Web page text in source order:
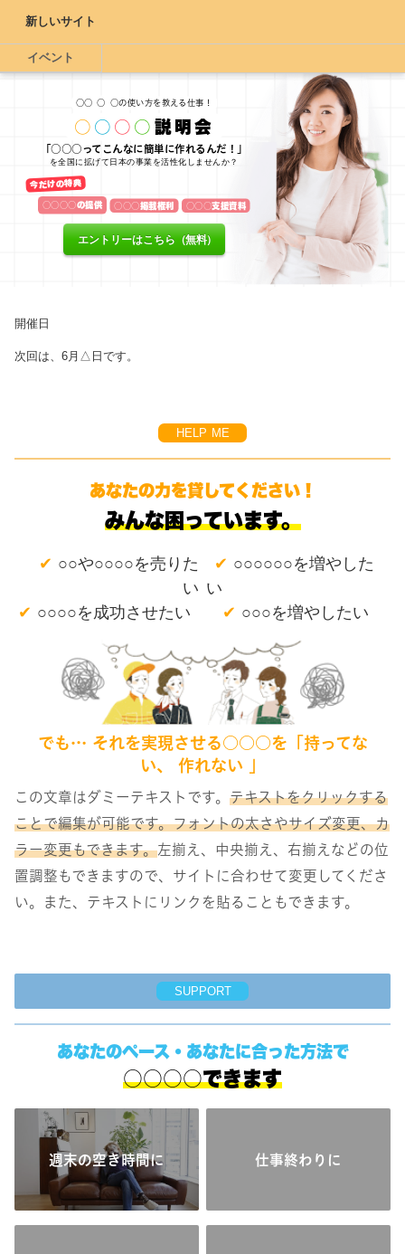
新しいサイト
イベント
○○ ○ ○の使い方を教える仕事！
○○○○説明会
「○○○ってこんなに簡単に作れるんだ！」
を全国に拡げて日本の事業を活性化しませんか？
今だけの特典
○○○○の提供 ○○○掲載権利 ○○○支援資料
エントリーはこちら（無料）
開催日
次回は、6月△日です。
HELP ME
あなたの力を貸してください！
みんな困っています。
✔ ○○や○○○○を売りた
い
✔ ○○○○を成功させたい
✔ ○○○○○○を増やした
い
✔ ○○○を増やしたい
でも… それを実現させる○○○を「持ってな
い、 作れない 」
この文章はダミーテキストです。 テキストをクリックする
ことで編集が可能です。フォントの太さやサイズ変更、カ
ラー変更もできます。左揃え、中央揃え、右揃えなどの位
置調整もできますので、サイトに合わせて変更してくださ
い。また、テキストにリンクを貼ることもできます。
SUPPORT
あなたのペース・あなたに合った方法で
○○○○できます
週末の空き時間に 仕事終わりに